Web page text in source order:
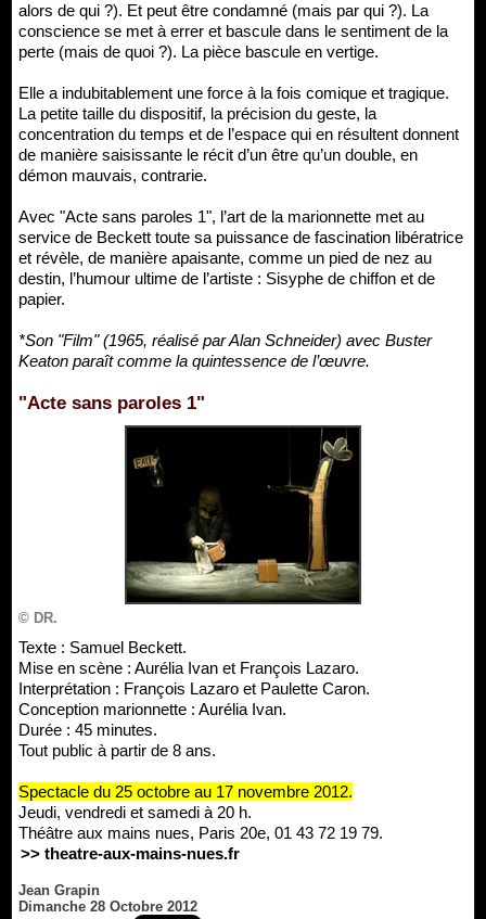
alors de qui ?). Et peut être condamné (mais par qui ?). La
conscience se met à errer et bascule dans le sentiment de la
perte (mais de quoi ?). La pièce bascule en vertige.
Elle a indubitablement une force à la fois comique et tragique.
La petite taille du dispositif, la précision du geste, la
concentration du temps et de l’espace qui en résultent donnent
de manière saisissante le récit d’un être qu’un double, en
démon mauvais, contrarie.
Avec "Acte sans paroles 1", l’art de la marionnette met au
service de Beckett toute sa puissance de fascination libératrice
et révèle, de manière apaisante, comme un pied de nez au
destin, l’humour ultime de l’artiste : Sisyphe de chiffon et de
papier.
*Son "Film" (1965, réalisé par Alan Schneider) avec Buster
Keaton paraît comme la quintessence de l’œuvre.
"Acte sans paroles 1"
© DR.
Texte : Samuel Beckett.
Mise en scène : Aurélia Ivan et François Lazaro.
Interprétation : François Lazaro et Paulette Caron.
Conception marionnette : Aurélia Ivan.
Durée : 45 minutes.
Tout public à partir de 8 ans.
Spectacle du 25 octobre au 17 novembre 2012.
Jeudi, vendredi et samedi à 20 h.
Théâtre aux mains nues, Paris 20e, 01 43 72 19 79.
>> theatre-aux-mains-nues.fr
Jean Grapin
Dimanche 28 Octobre 2012